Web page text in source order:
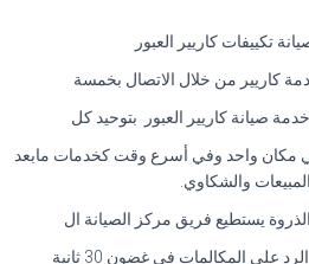
تكييفات كاريير العبور
كاريير من خلال الاتصال بخمسة
صيانة كاريير العبور بتوحيد كل
واحد وفي أسرع وقت كخدمات مابعد
والشكاوي.
يستطيع فريق مركز الصيانة ال
المكالمات في غضون 30 ثانية